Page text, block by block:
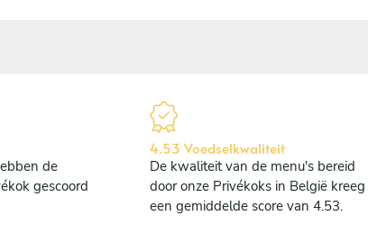
de
gescoord
4.53 Voedselkwaliteit
De kwaliteit van de menu's bereid
door onze Privékoks in België kreeg
een gemiddelde score van 4.53.